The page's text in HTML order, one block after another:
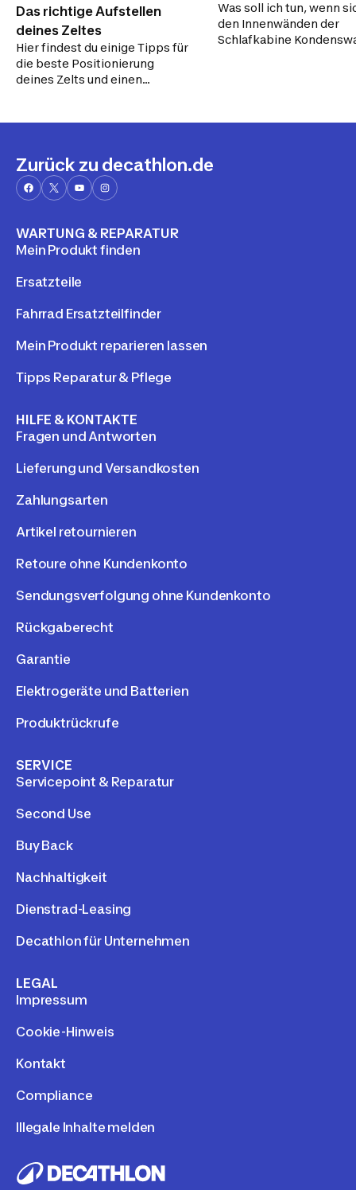
Das richtige Aufstellen
deines Zeltes
Hier findest du einige Tipps für
die beste Positionierung
deines Zelts und einen
SIE VERMEIDEN!
Was soll ich tun, wenn
den Innenwänden der
Schlafkabine
Zurück zu decathlon.de
WARTUNG & REPARATUR
Mein Produkt finden
Ersatzteile
Fahrrad Ersatzteilfinder
Mein Produkt reparieren lassen
Tipps Reparatur & Pflege
HILFE & KONTAKTE
Fragen und Antworten
Lieferung und Versandkosten
Zahlungsarten
Artikel retournieren
Retoure ohne Kundenkonto
Sendungsverfolgung ohne Kundenkonto
Rückgaberecht
Garantie
Elektrogeräte und Batterien
Produktrückrufe
SERVICE
Servicepoint & Reparatur
Second Use
Buy Back
Nachhaltigkeit
Dienstrad-Leasing
Decathlon für Unternehmen
LEGAL
Impressum
Cookie-Hinweis
Kontakt
Compliance
Illegale Inhalte melden